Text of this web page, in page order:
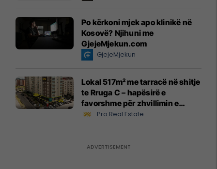
Po kërkoni mjek apo klinikë në
Kosovë? Njihuni me
GjejeMjekun.com
GjejeMjekun
Lokal 517m² me tarracë në shitje
te Rruga C – hapësirë e
favorshme për zhvillimin e
biznesit #15796
Pro Real Estate